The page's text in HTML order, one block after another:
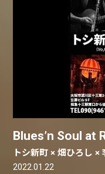
Blues’n Soul at
トシ新町 × 畑ひろし
2022.01.22